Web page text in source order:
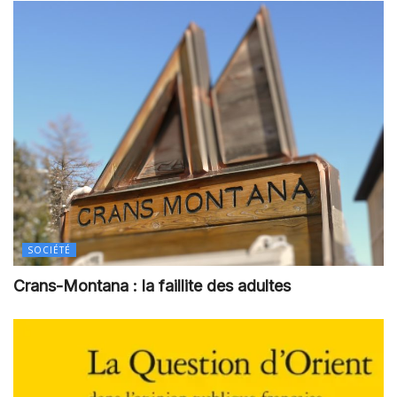
SOCIÉTÉ
Crans-Montana : la faillite des adultes